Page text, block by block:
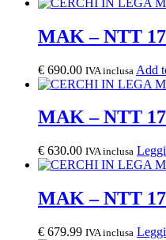
MAK – NTT
€ 690.00 IVA inclusa Add
MAK – NTT
€ 630.00 IVA inclusa
MAK – NTT
€ 679.99 IVA inclusa